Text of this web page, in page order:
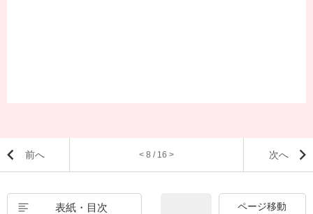
前へ < 8 / 16 > 次へ
表紙・目次